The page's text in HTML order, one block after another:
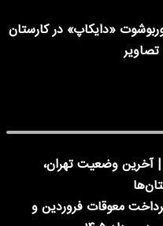
«دایکاپ» در کارستان
تصاویر
تعطیلی ادارات یکشنبه ۱۸ مرداد ۱۴۰۵ | آخرین وضعیت تهران،
معوقات فروردین و